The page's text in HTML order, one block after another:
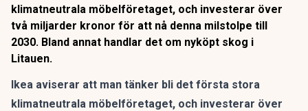
klimatneutrala möbelföretaget, och investerar över
två miljarder kronor för att nå denna milstolpe till
2030. Bland annat handlar det om nyköpt skog i
Litauen.
Ikea aviserar att man tänker bli det första stora
klimatneutrala möbelföretaget, och investerar över